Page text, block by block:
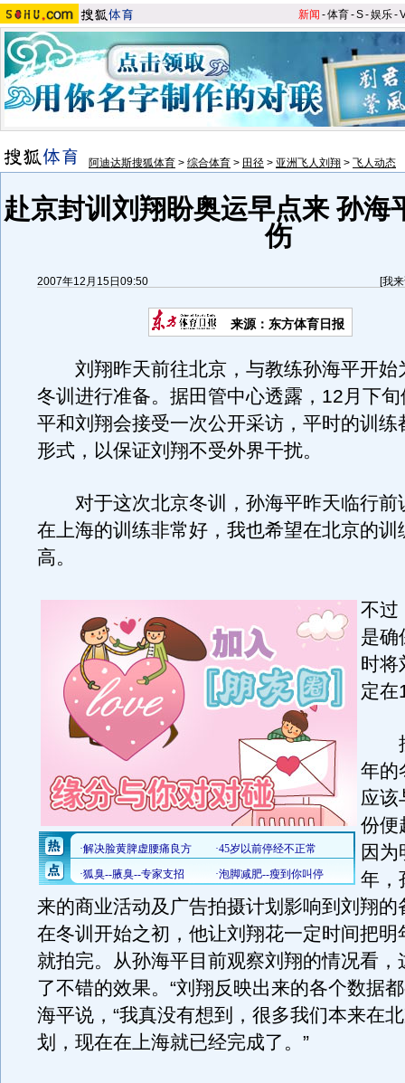
新闻 -体育-S-娱乐-
阿迪达斯搜狐体育 > 综合体育 > 田径 > 亚洲飞人刘翔 > 飞人动态
赴京封训刘翔盼奥运早点来 孙海
伤
2007年12月15日09:50 [我
来源：东方体育日报
刘翔昨天前往北京，与教练孙海平开始
冬训进行准备。据田管中心透露，12月下
平和刘翔会接受一次公开采访，平时的训练
形式，以保证刘翔不受外界干扰。
对于这次北京冬训，孙海平昨天临行前
在上海的训练非常好，我也希望在北京的训
高。
不过
是确
时将
定在
按
年的
应该
份便
因
年，
来的商业活动及广告拍摄计划影响到刘翔的
在冬训开始之初，他让刘翔花一定时间把明
就拍完。从孙海平目前观察刘翔的情况看，
了不错的效果。“刘翔反映出来的各个数据
海平说，“我真没有想到，很多我们本来在
划，现在在上海就已经完成了。”